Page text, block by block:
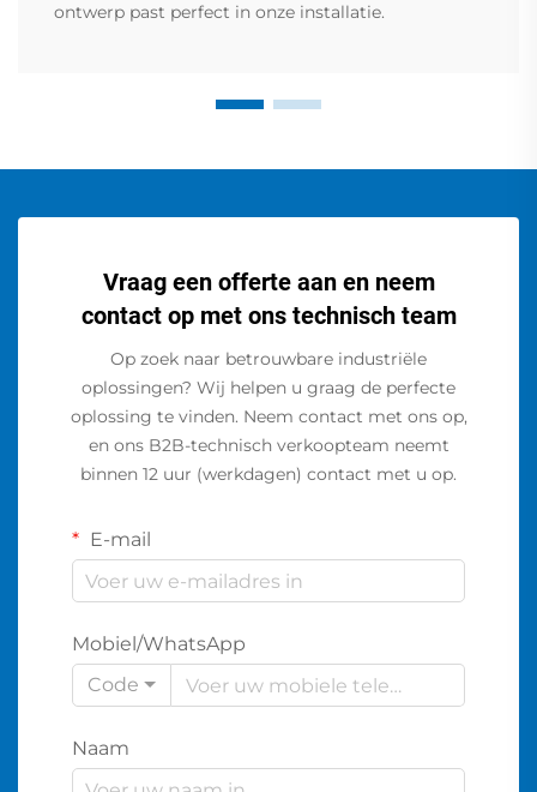
ontwerp past perfect in onze installatie.
Vraag een offerte aan en neem
contact op met ons technisch team
Op zoek naar betrouwbare industriële
oplossingen? Wij helpen u graag de perfecte
oplossing te vinden. Neem contact met ons op,
en ons B2B-technisch verkoopteam neemt
binnen 12 uur (werkdagen) contact met u op.
E-mail
Mobiel/WhatsApp
Code
Naam